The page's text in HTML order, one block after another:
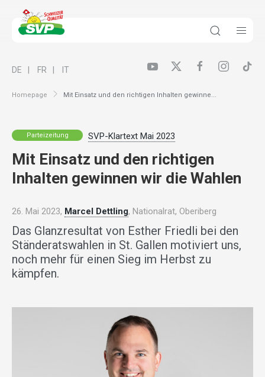
Homepage Mit Einsatz und den richtigen Inhalten gewinne...
DE FR IT
Parteizeitung SVP-Klartext Mai 2023
Mit Einsatz und den richtigen
Inhalten gewinnen wir die Wahlen
26. Mai 2023, Marcel Dettling, Nationalrat, Oberiberg
Das Glanzresultat von Esther Friedli bei den
Ständeratswahlen in St. Gallen motiviert uns,
noch mehr für einen Sieg im Herbst zu
kämpfen.